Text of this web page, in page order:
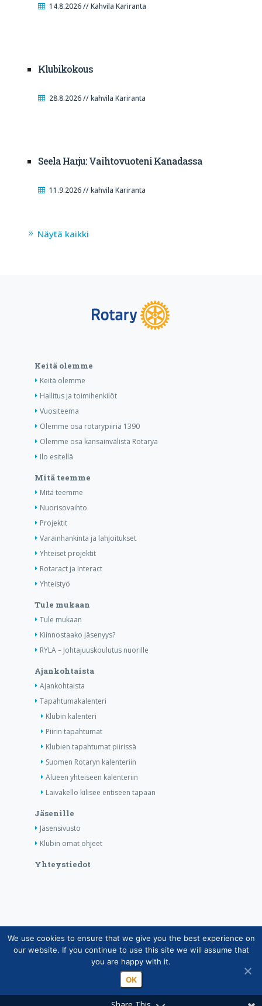
14.8.2026 // Kahvila Kariranta
Klubikokous
28.8.2026 // kahvila Kariranta
Seela Harju: Vaihtovuoteni Kanadassa
11.9.2026 // kahvila Kariranta
Näytä kaikki
Keitä olemme
Keitä olemme
Hallitus ja toimihenkilöt
Vuositeema
Olemme osa rotarypiiriä 1390
Olemme osa kansainvälistä Rotarya
Ilo esitellä
Mitä teemme
Mitä teemme
Nuorisovaihto
Projektit
Varainhankinta ja lahjoitukset
Yhteiset projektit
Rotaract ja Interact
Yhteistyö
Tule mukaan
Tule mukaan
Kiinnostaako jäsenyys?
RYLA – Johtajuuskoulutus nuorille
Ajankohtaista
Ajankohtaista
Tapahtumakalenteri
Klubin kalenteri
Piirin tapahtumat
Klubien tapahtumat piirissä
Suomen Rotaryn kalenteriin
Alueen yhteiseen kalenteriin
Laivakello kilisee entiseen tapaan
Jäsenille
Jäsensivusto
Klubin omat ohjeet
Yhteystiedot
Copyright © Suomen Rotarypalvelu ry 2026 |
Jäsentietojärjestelmän tietosuojaseloste|Henkilötietojen
käsittely Rotarytoiminnassa
We use cookies to ensure that we give you the best experience on
our website. If you continue to use this site we will assume that
you are happy with it.
OK